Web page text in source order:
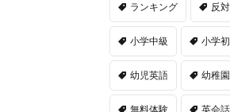
ランキング 反
小学中級 小学
幼児英語 幼稚園
無料体験 英会話